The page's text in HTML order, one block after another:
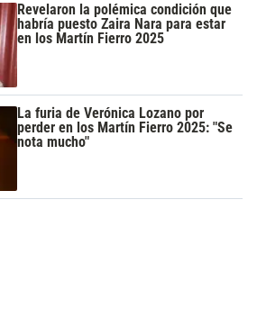
Revelaron la polémica condición que
habría puesto Zaira Nara para estar
en los Martín Fierro 2025
La furia de Verónica Lozano por
perder en los Martín Fierro 2025: "Se
nota mucho"